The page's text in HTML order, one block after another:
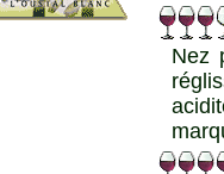
Nez